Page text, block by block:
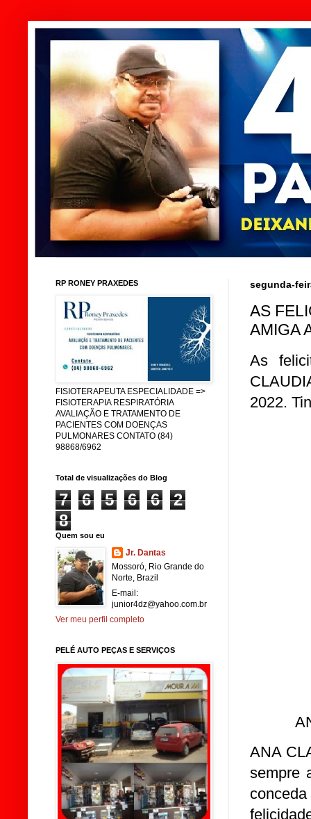
segunda-
AS
AMIGA
As
2022.
ANA
sempre
RP RONEY PRAXEDES
FISIOTERAPEUTA ESPECIALIDADE =>
FISIOTERAPIA RESPIRATÓRIA
AVALIAÇÃO E TRATAMENTO DE
PACIENTES COM DOENÇAS
PULMONARES CONTATO (84)
98868/6962
Total de visualizações do Blog
7 6 5 6 6
2
8
Quem sou eu
Jr. Dantas
Mossoró, Rio Grande do
Norte, Brazil
E-mail:
junior4dz@yahoo.com.br
Ver meu perfil completo
PELÉ AUTO PEÇAS E SERVIÇOS